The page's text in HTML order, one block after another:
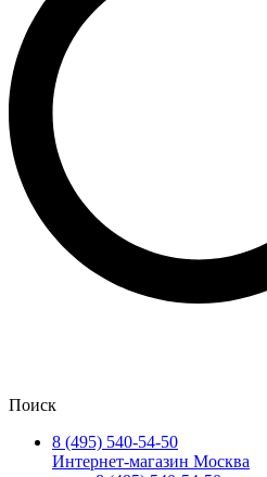
Поиск
8 (495) 540-54-50
Интернет-магазин Москва